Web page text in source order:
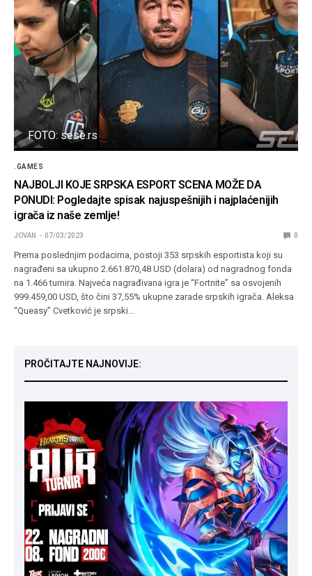
FOTO: sese.rs
.GAMES
NAJBOLJI KOJE SRPSKA ESPORT SCENA MOŽE DA
PONUDI: Pogledajte spisak najuspešnijih i najplaćenijih
igrača iz naše zemlje!
JOVAN 07/03/2023 0
Prema poslednjim podacima, postoji 353 srpskih esportista koji su
nagrađeni sa ukupno 2.661.870,48 USD (dolara) od nagradnog fonda
na 1.466 turnira. Najveća nagrađivana igra je “Fortnite” sa osvojenih
999.459,00 USD, što čini 37,55% ukupne zarade srpskih igrača. Aleksa
“Queasy” Cvetković je srpski…
PROČITAJTE NAJNOVIJE: